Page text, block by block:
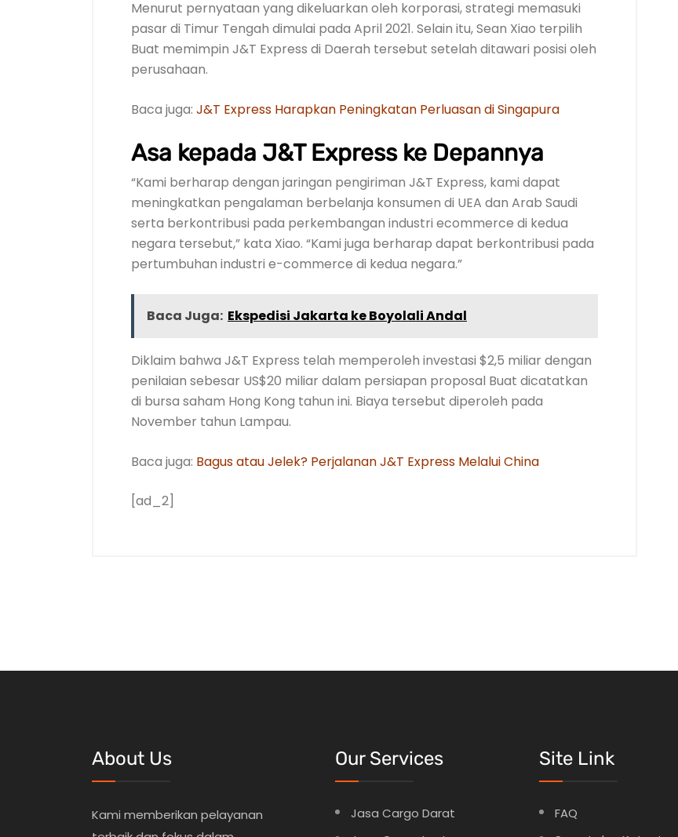
Menurut pernyataan yang dikeluarkan oleh korporasi, strategi memasuki
pasar di Timur Tengah dimulai pada April 2021. Selain itu, Sean Xiao terpilih
Buat memimpin J&T Express di Daerah tersebut setelah ditawari posisi oleh
perusahaan.
Baca juga: J&T Express Harapkan Peningkatan Perluasan di Singapura
Asa kepada J&T Express ke Depannya
“Kami berharap dengan jaringan pengiriman J&T Express, kami dapat
meningkatkan pengalaman berbelanja konsumen di UEA dan Arab Saudi
serta berkontribusi pada perkembangan industri ecommerce di kedua
negara tersebut,” kata Xiao. “Kami juga berharap dapat berkontribusi pada
pertumbuhan industri e-commerce di kedua negara.”
Baca Juga: Ekspedisi Jakarta ke Boyolali Andal
Diklaim bahwa J&T Express telah memperoleh investasi $2,5 miliar dengan
penilaian sebesar US$20 miliar dalam persiapan proposal Buat dicatatkan
di bursa saham Hong Kong tahun ini. Biaya tersebut diperoleh pada
November tahun Lampau.
Baca juga: Bagus atau Jelek? Perjalanan J&T Express Melalui China
[ad_2]
About Us
Kami memberikan pelayanan
Our Services
Jasa Cargo Darat
Site Link
FAQ